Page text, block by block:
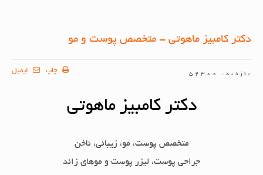
دکتر کامبیز ماهوتی - متخصص پوست و مو
ایمیل چاپ بازدید: 52300
دکتر کامبیز ماهوتی
متخصص پوست، مو، زیبائی، ناخن
جراحی پوست، لیزر پوست و موهای زائد